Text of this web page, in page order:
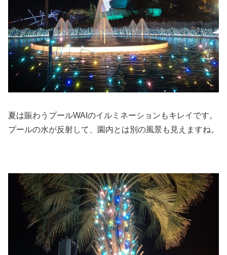
夏は賑わうプールWAIのイルミネーションもキレイです。
プールの水が反射して、園内とは別の風景も見えますね。